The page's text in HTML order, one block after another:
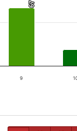
67
67
9